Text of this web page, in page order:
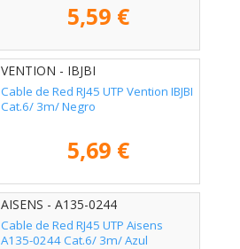
5,59 €
VENTION - IBJBI
Cable de Red RJ45 UTP Vention IBJBI
Cat.6/ 3m/ Negro
5,69 €
AISENS - A135-0244
Cable de Red RJ45 UTP Aisens
A135-0244 Cat.6/ 3m/ Azul